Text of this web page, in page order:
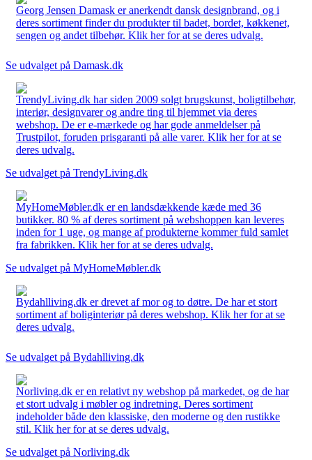
Georg Jensen Damask er anerkendt dansk designbrand, og i
deres sortiment finder du produkter til badet, bordet, køkkenet,
sengen og andet tilbehør. Klik her for at se deres udvalg.
Se udvalget på Damask.dk
TrendyLiving.dk har siden 2009 solgt brugskunst, boligtilbehør,
interiør, designvarer og andre ting til hjemmet via deres
webshop. De er e-mærkede og har gode anmeldelser på
Trustpilot, foruden prisgaranti på alle varer. Klik her for at se
deres udvalg.
Se udvalget på TrendyLiving.dk
MyHomeMøbler.dk er en landsdækkende kæde med 36
butikker. 80 % af deres sortiment på webshoppen kan leveres
inden for 1 uge, og mange af produkterne kommer fuld samlet
fra fabrikken. Klik her for at se deres udvalg.
Se udvalget på MyHomeMøbler.dk
Bydahlliving.dk er drevet af mor og to døtre. De har et stort
sortiment af boliginteriør på deres webshop. Klik her for at se
deres udvalg.
Se udvalget på Bydahlliving.dk
Norliving.dk er en relativt ny webshop på markedet, og de har
et stort udvalg i møbler og indretning. Deres sortiment
indeholder både den klassiske, den moderne og den rustikke
stil. Klik her for at se deres udvalg.
Se udvalget på Norliving.dk